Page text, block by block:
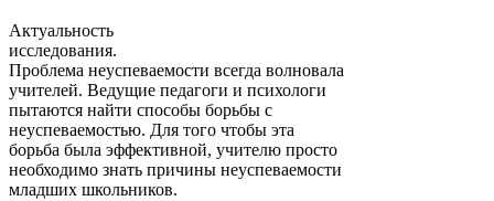
Актуальность
исследования.
Проблема неуспеваемости всегда волновала
учителей. Ведущие педагоги и психологи
пытаются найти способы борьбы с
неуспеваемостью. Для того чтобы эта
борьба была эффективной, учителю просто
необходимо знать причины неуспеваемости
младших школьников.